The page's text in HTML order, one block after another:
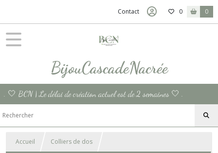
Contact 0 0
BijouCascadeNacrée
. 🤍 BCN | Le délai de création actuel est de 2 semaines 🤍 .
Accueil Colliers de dos